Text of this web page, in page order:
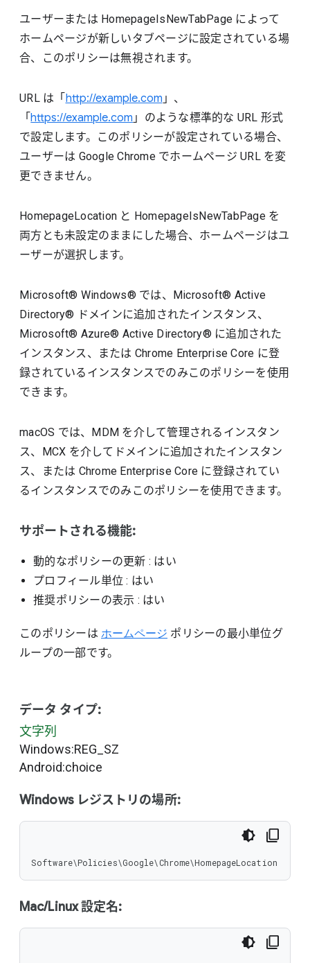
ユーザーまたは HomepageIsNewTabPage によって
ホームページが新しいタブページに設定されている場
合、このポリシーは無視されます。
URL は「http://example.com 」、
「https://example.com 」のような標準的な URL 形式
で設定します。このポリシーが設定されている場合、
ユーザーは Google Chrome でホームページ URL を変
更できません。
HomepageLocation と HomepageIsNewTabPage を
両方とも未設定のままにした場合、ホームページはユ
ーザーが選択します。
Microsoft® Windows® では、Microsoft® Active
Directory® ドメインに追加されたインスタンス、
Microsoft® Azure® Active Directory® に追加された
インスタンス、または Chrome Enterprise Core に登
録されているインスタンスでのみこのポリシーを使用
できます。
macOS では、MDM を介して管理されるインスタン
ス、MCX を介してドメインに追加されたインスタン
ス、または Chrome Enterprise Core に登録されてい
るインスタンスでのみこのポリシーを使用できます。
サポートされる機能:
動的なポリシーの更新 : はい
プロフィール単位 : はい
推奨ポリシーの表示 : はい
このポリシーはホームページ ポリシーの最小単位グ
ループの一部です。
データ タイプ:
文字列
Windows:REG_SZ
Android:choice
Windows レジストリの場所:
Software\Policies\Google\Chrome\HomepageLocation
Mac/Linux 設定名: